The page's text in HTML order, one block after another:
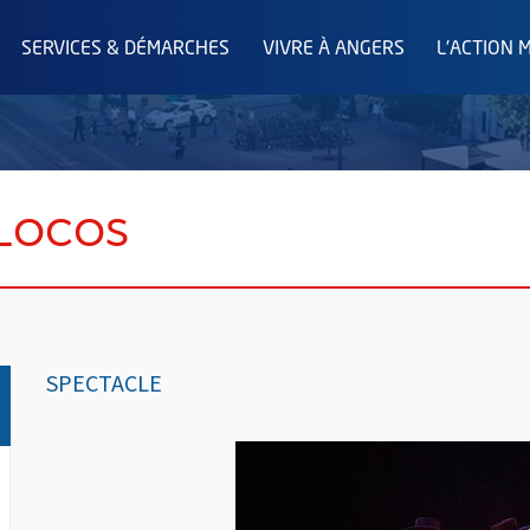
SERVICES & DÉMARCHES VIVRE À ANGERS L'ACTION
SPECTACLE